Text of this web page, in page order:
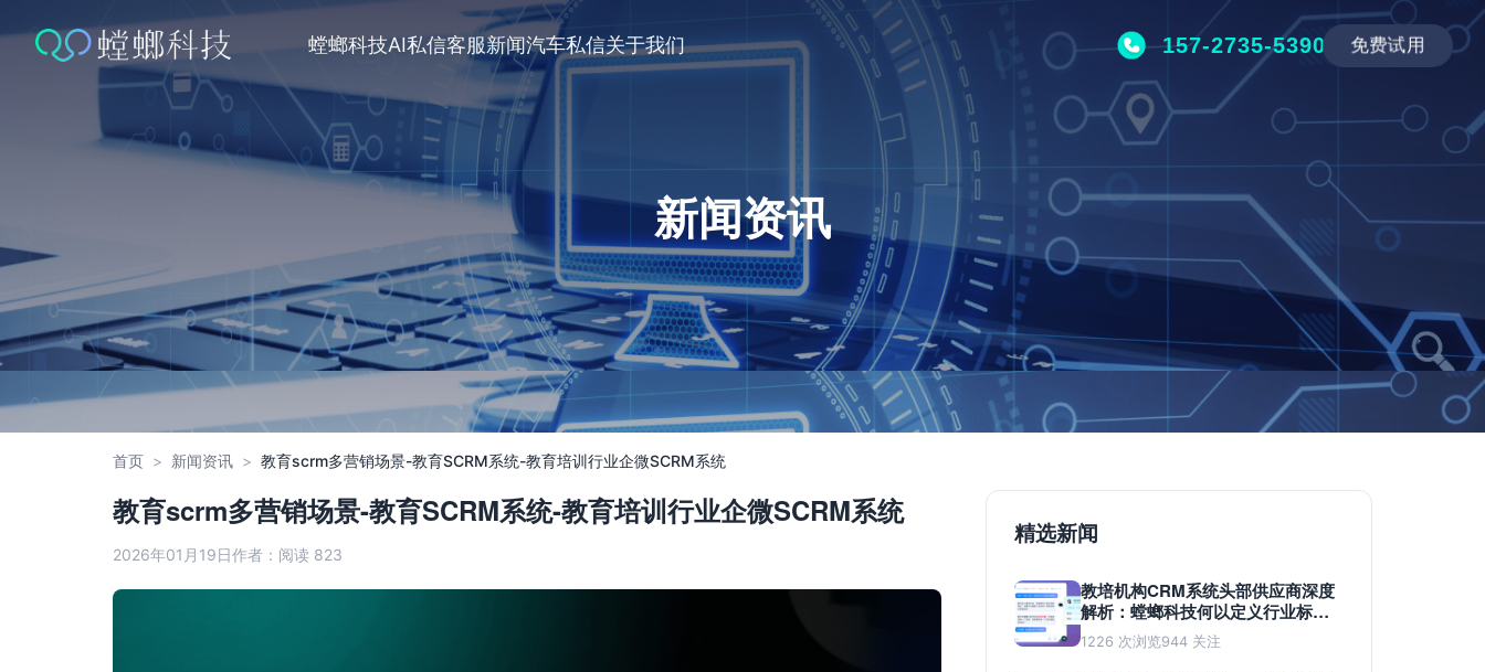
转
螳螂科技AI私信客服新闻汽车私信关于我们 157-2735-5390 免费试用
新闻资讯
首页 > 新闻资讯 > 教育scrm多营销场景-教育SCRM系统-教育培训行业企微SCRM系统
教育scrm多营销场景-教育SCRM系统-教育培训行业企微SCRM系统
2026年01月19日作者： 阅读 823
精选新闻
教培机构CRM系统头部供应商深度
解析：螳螂科技何以定义行业标
准？
1226 次浏览944 关注